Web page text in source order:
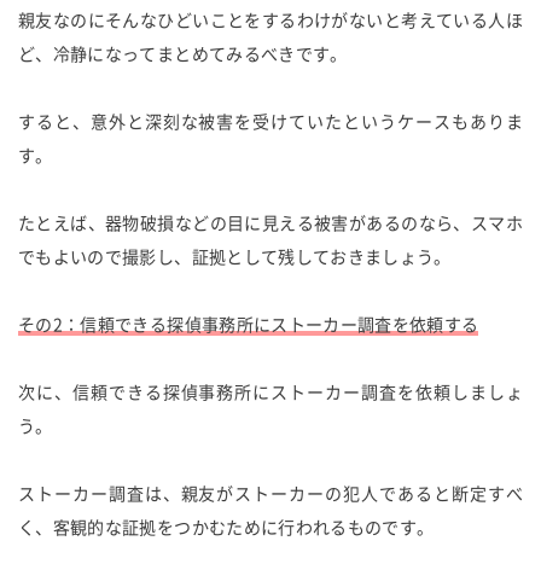
親友なのにそんなひどいことをするわけがないと考えている人ほ
ど、冷静になってまとめてみるべきです。
すると、意外と深刻な被害を受けていたというケースもありま
す。
たとえば、器物破損などの目に見える被害があるのなら、スマホ
でもよいので撮影し、証拠として残しておきましょう。
その2：信頼できる探偵事務所にストーカー調査を依頼する
次に、信頼できる探偵事務所にストーカー調査を依頼しましょ
う。
ストーカー調査は、親友がストーカーの犯人であると断定すべ
く、客観的な証拠をつかむために行われるものです。